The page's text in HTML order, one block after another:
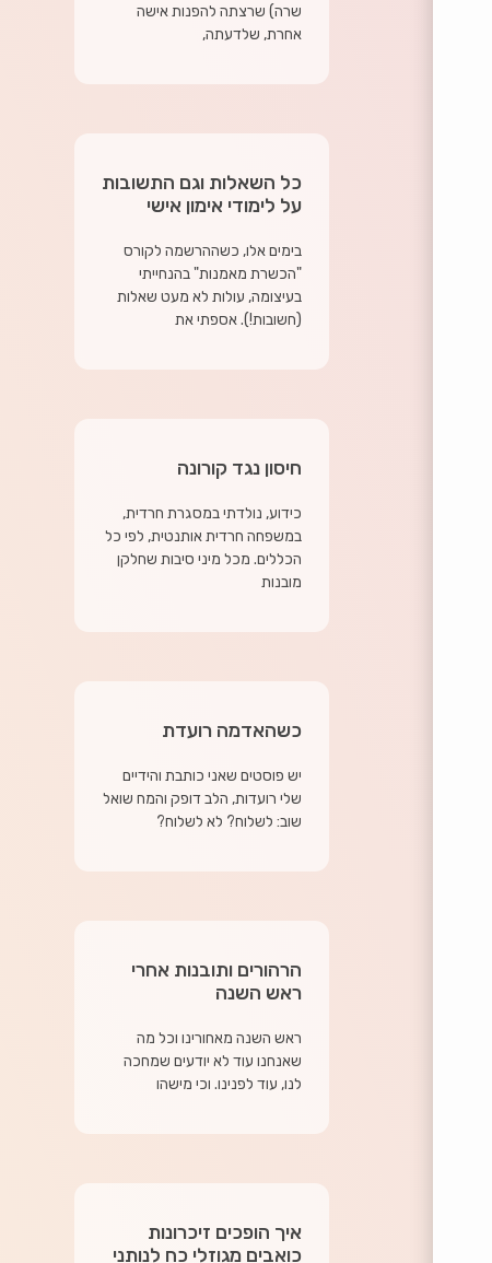
שרה) שרצתה להפנות אישה
אחרת, שלדעתה,
כל השאלות וגם התשובות
על לימודי אימון אישי
בימים אלו, כשההרשמה לקורס
"הכשרת מאמנות" בהנחייתי
בעיצומה, עולות לא מעט שאלות
(חשובות!). אספתי את
חיסון נגד קורונה
כידוע, נולדתי במסגרת חרדית,
במשפחה חרדית אותנטית, לפי כל
הכללים. מכל מיני סיבות שחלקן
מובנות
כשהאדמה רועדת
יש פוסטים שאני כותבת והידיים
שלי רועדות, הלב דופק והמח שואל
שוב: לשלוח? לא לשלוח?
הרהורים ותובנות אחרי
ראש השנה
ראש השנה מאחורינו וכל מה
שאנחנו עוד לא יודעים שמחכה
לנו, עוד לפנינו. וכי מישהו
איך הופכים זיכרונות
כואבים מגוזלי כח לנותני